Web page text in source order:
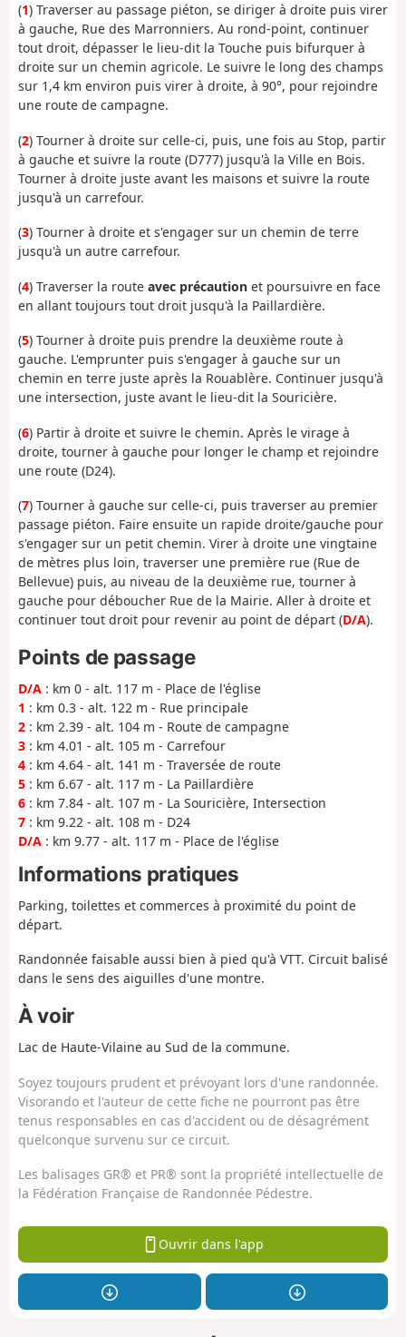
(1) Traverser au passage piéton, se diriger à droite puis virer
à gauche, Rue des Marronniers. Au rond-point, continuer
tout droit, dépasser le lieu-dit la Touche puis bifurquer à
droite sur un chemin agricole. Le suivre le long des champs
sur 1,4 km environ puis virer à droite, à 90°, pour rejoindre
une route de campagne.
(2) Tourner à droite sur celle-ci, puis, une fois au Stop, partir
à gauche et suivre la route (D777) jusqu'à la Ville en Bois.
Tourner à droite juste avant les maisons et suivre la route
jusqu'à un carrefour.
(3) Tourner à droite et s'engager sur un chemin de terre
jusqu'à un autre carrefour.
(4) Traverser la route avec précaution et poursuivre en face
en allant toujours tout droit jusqu'à la Paillardière.
(5) Tourner à droite puis prendre la deuxième route à
gauche. L'emprunter puis s'engager à gauche sur un
chemin en terre juste après la Rouablère. Continuer jusqu'à
une intersection, juste avant le lieu-dit la Souricière.
(6) Partir à droite et suivre le chemin. Après le virage à
droite, tourner à gauche pour longer le champ et rejoindre
une route (D24).
(7) Tourner à gauche sur celle-ci, puis traverser au premier
passage piéton. Faire ensuite un rapide droite/gauche pour
s'engager sur un petit chemin. Virer à droite une vingtaine
de mètres plus loin, traverser une première rue (Rue de
Bellevue) puis, au niveau de la deuxième rue, tourner à
gauche pour déboucher Rue de la Mairie. Aller à droite et
continuer tout droit pour revenir au point de départ (D/A).
Points de passage
D/A : km 0 - alt. 117 m - Place de l'église
1 : km 0.3 - alt. 122 m - Rue principale
2 : km 2.39 - alt. 104 m - Route de campagne
3 : km 4.01 - alt. 105 m - Carrefour
4 : km 4.64 - alt. 141 m - Traversée de route
5 : km 6.67 - alt. 117 m - La Paillardière
6 : km 7.84 - alt. 107 m - La Souricière, Intersection
7 : km 9.22 - alt. 108 m - D24
D/A : km 9.77 - alt. 117 m - Place de l'église
Informations pratiques
Parking, toilettes et commerces à proximité du point de
départ.
Randonnée faisable aussi bien à pied qu'à VTT. Circuit balisé
dans le sens des aiguilles d'une montre.
À voir
Lac de Haute-Vilaine au Sud de la commune.
Soyez toujours prudent et prévoyant lors d'une randonnée.
Visorando et l'auteur de cette fiche ne pourront pas être
tenus responsables en cas d'accident ou de désagrément
quelconque survenu sur ce circuit.
Les balisages GR® et PR® sont la propriété intellectuelle de
la Fédération Française de Randonnée Pédestre.
Ouvrir dans l'app